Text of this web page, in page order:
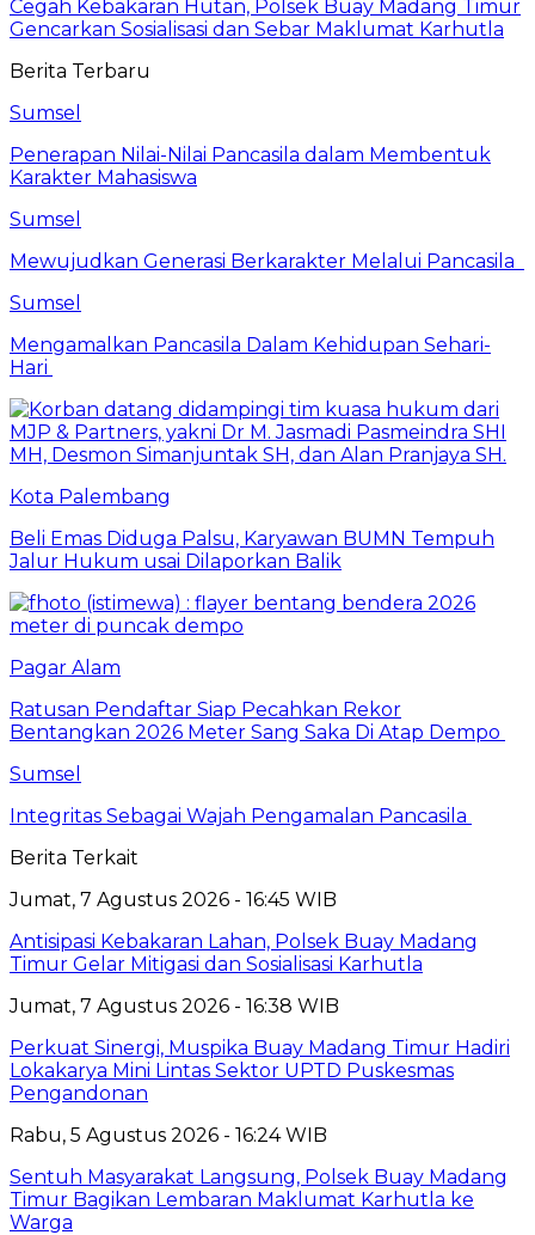
Cegah Kebakaran Hutan, Polsek Buay Madang Timur
Gencarkan Sosialisasi dan Sebar Maklumat Karhutla
Berita Terbaru
Sumsel
Penerapan Nilai-Nilai Pancasila dalam Membentuk
Karakter Mahasiswa
Sumsel
Mewujudkan Generasi Berkarakter Melalui Pancasila
Sumsel
Mengamalkan Pancasila Dalam Kehidupan Sehari-
Hari
Kota Palembang
Beli Emas Diduga Palsu, Karyawan BUMN Tempuh
Jalur Hukum usai Dilaporkan Balik
Pagar Alam
Ratusan Pendaftar Siap Pecahkan Rekor
Bentangkan 2026 Meter Sang Saka Di Atap Dempo
Sumsel
Integritas Sebagai Wajah Pengamalan Pancasila
Berita Terkait
Jumat, 7 Agustus 2026 - 16:45 WIB
Antisipasi Kebakaran Lahan, Polsek Buay Madang
Timur Gelar Mitigasi dan Sosialisasi Karhutla
Jumat, 7 Agustus 2026 - 16:38 WIB
Perkuat Sinergi, Muspika Buay Madang Timur Hadiri
Lokakarya Mini Lintas Sektor UPTD Puskesmas
Pengandonan
Rabu, 5 Agustus 2026 - 16:24 WIB
Sentuh Masyarakat Langsung, Polsek Buay Madang
Timur Bagikan Lembaran Maklumat Karhutla ke
Warga